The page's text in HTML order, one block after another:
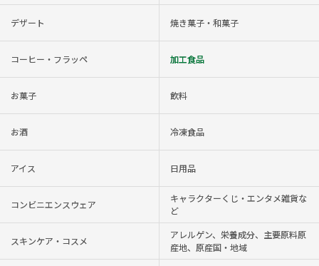
デザート 焼き菓子・和菓子
コーヒー・フラッペ 加工食品
お菓子 飲料
お酒 冷凍食品
アイス 日用品
コンビニエンスウェア
キャラクターくじ・エンタメ雑貨な
ど
スキンケア・コスメ
アレルゲン、栄養成分、主要原料原
産地、原産国・地域